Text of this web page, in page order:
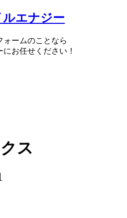
ォームのことなら
お任せください！
ス